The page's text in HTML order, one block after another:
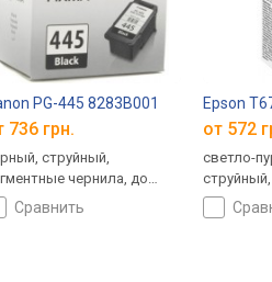
PG-445 8283B001
736 грн.
струйный,
чернила, до
страниц
сравнить
Epson
от 572
светло-